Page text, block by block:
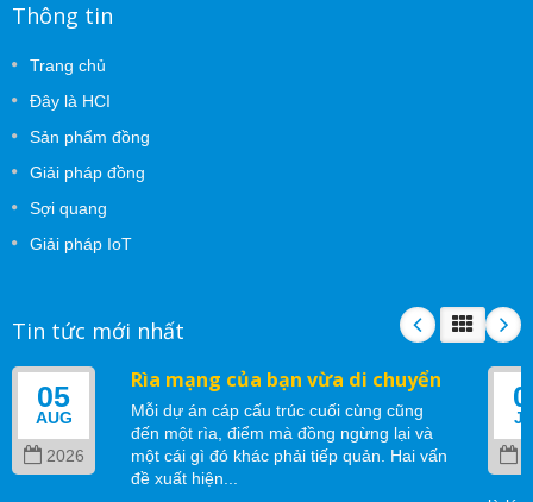
Thông tin
Trang chủ
Đây là HCI
Sản phẩm đồng
Giải pháp đồng
Sợi quang
Giải pháp IoT
Tin tức mới nhất
05
AUG
2026
Rìa mạng của bạn vừa di chuyển
Mỗi dự án cáp cấu trúc cuối cùng cũng
đến một rìa, điểm mà đồng ngừng lại và
một cái gì đó khác phải tiếp quản. Hai vấn
đề xuất hiện...